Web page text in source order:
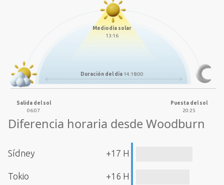
Mediodía solar
13:16
Duración del día 14:18:00
Salida del sol
06:07
Puesta del sol
20:25
Diferencia horaria desde Woodburn
Sídney +17 H
Tokio +16 H